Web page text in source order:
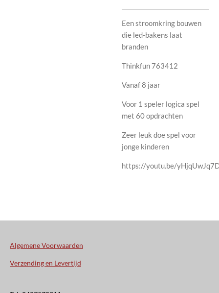
Een stroomkring bouwen
die led-bakens laat
branden
Thinkfun 763412
Vanaf 8 jaar
Voor 1 speler logica spel
met 60 opdrachten
Zeer leuk doe spel voor
jonge kinderen
https://youtu.be/
Algemene Voorwaarden
Verzending en Levertijd